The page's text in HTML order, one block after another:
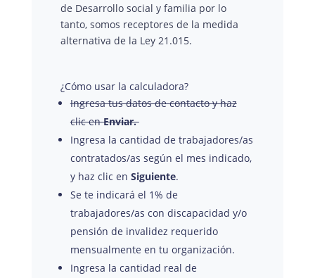
de Desarrollo social y familia por lo
tanto, somos receptores de la medida
alternativa de la Ley 21.015.
¿Cómo usar la calculadora?
Ingresa tus datos de contacto y haz
clic enEnviar.
Ingresa la cantidad de trabajadores/as
contratados/as según el mes indicado,
y haz clic en Siguiente.
Se te indicará el 1% de
trabajadores/as con discapacidad y/o
pensión de invalidez requerido
mensualmente en tu organización.
Ingresa la cantidad real de